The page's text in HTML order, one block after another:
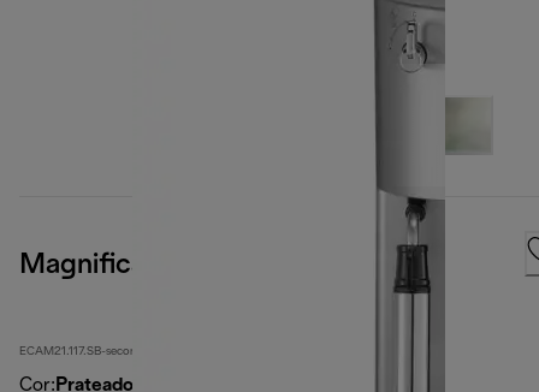
Magnifica S
ECAM21.117.SB-second
Cor: Prateado